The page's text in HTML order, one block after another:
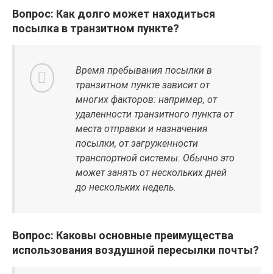
Вопрос: Как долго может находиться
посылка в транзитном пункте?
Время пребывания посылки в
транзитном пункте зависит от
многих факторов: например, от
удаленности транзитного пункта от
места отправки и назначения
посылки, от загруженности
транспортной системы. Обычно это
может занять от нескольких дней
до нескольких недель.
Вопрос: Каковы основные преимущества
использования воздушной пересылки почты?